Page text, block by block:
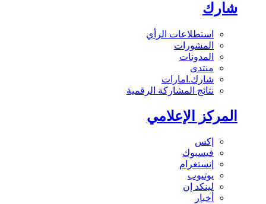
شارك
استطلاعات الرأي
المشورات
المدونات
منتدى
شارك.امارات
نتائج المشاركة الرقمية
المركز الإعلامي
إكس
فيسبوك
إنستغرام
يوتيوب
لينكد إن
أخبار